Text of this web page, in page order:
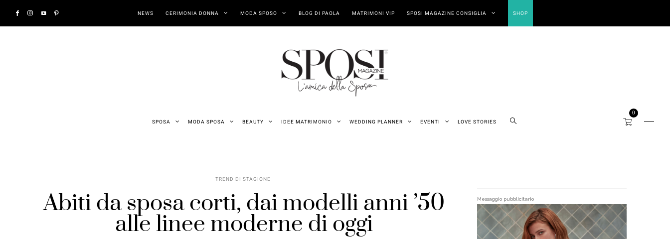
NEWS CERIMONIA DONNA MODA SPOSO BLOG DI PAOLA MATRIMONI VIP SPOSI MAGAZINE CONSIGLIA SHOP
SPOSA MODA SPOSA BEAUTY IDEE MATRIMONIO WEDDING PLANNER EVENTI LOVE STORIES
0
TREND DI STAGIONE
Abiti da sposa corti, dai modelli anni ’50
alle linee moderne di oggi
Messaggio pubblicitario